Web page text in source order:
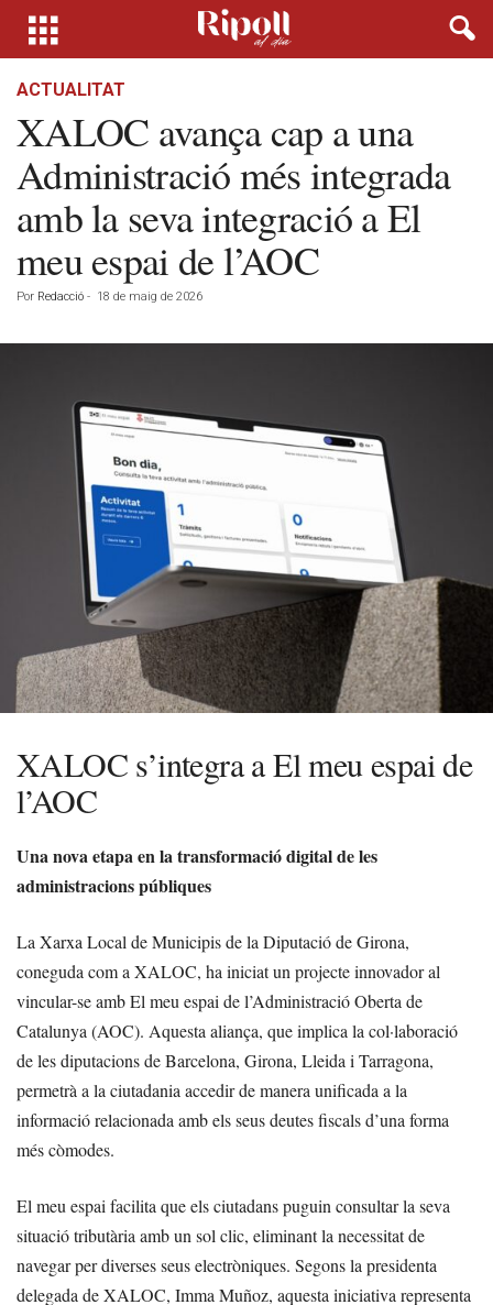
ACTUALITAT
XALOC avança cap a una
Administració més integrada
amb la seva integració a El
meu espai de l’AOC
Por Redacció - 18 de maig de 2026
XALOC s’integra a El meu espai de
l’AOC
Una nova etapa en la transformació digital de les
administracions públiques
La Xarxa Local de Municipis de la Diputació de Girona,
coneguda com a XALOC, ha iniciat un projecte innovador al
vincular-se amb El meu espai de l’Administració Oberta de
Catalunya (AOC). Aquesta aliança, que implica la col·laboració
de les diputacions de Barcelona, Girona, Lleida i Tarragona,
permetrà a la ciutadania accedir de manera unificada a la
informació relacionada amb els seus deutes fiscals d’una forma
més còmodes.
El meu espai facilita que els ciutadans puguin consultar la seva
situació tributària amb un sol clic, eliminant la necessitat de
navegar per diverses seus electròniques. Segons la presidenta
delegada de XALOC, Imma Muñoz, aquesta iniciativa representa